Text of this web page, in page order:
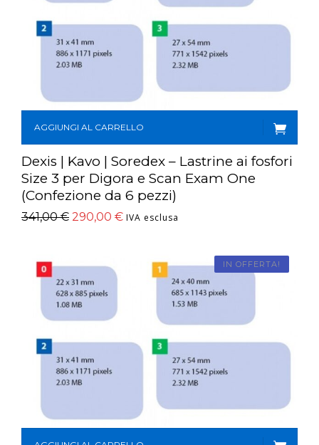
AGGIUNGI AL CARRELLO
Dexis | Kavo | Soredex – Lastrine ai fosfori
Size 3 per Digora e Scan Exam One
(Confezione da 6 pezzi)
341,00€ 290,00 € IVA esclusa
IN OFFERTA!